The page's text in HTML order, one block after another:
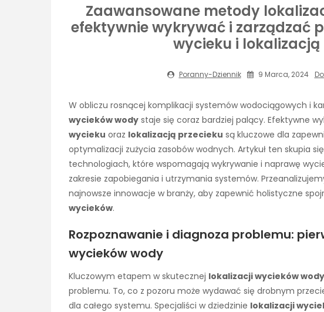
Zaawansowane metody
efektywnie wykrywać i zarządzać
wycieku i lokalizacją
Poranny-Dziennik 9 Marca, 2024
W obliczu rosnącej komplikacji systemów wodociągowych i
wycieków wody staje się coraz bardziej palący. Efektywne
wycieku oraz lokalizacją przecieku są kluczowe dla
optymalizacji zużycia zasobów wodnych. Artykuł ten skupia
technologiach, które wspomagają wykrywanie i naprawę
zakresie zapobiegania i utrzymania systemów.
najnowsze innowacje w branży, aby zapewnić holistyczne
wycieków.
Rozpoznawanie i diagnoza problemu:
wycieków wody
Kluczowym etapem w skutecznej lokalizacji wycieków wody
problemu. To, co z pozoru może wydawać się drobnym
dla całego systemu. Specjaliści w dziedzinie lokalizacji